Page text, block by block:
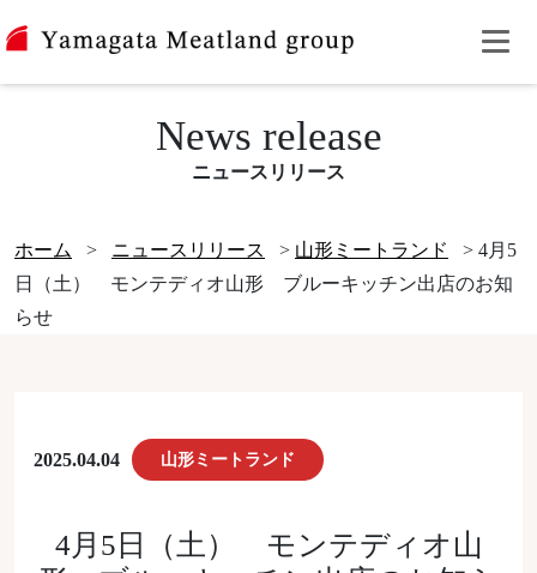
News release
ニュースリリース
ホーム > ニュースリリース > 山形ミートランド > 4月5
日（土） モンテディオ山形 ブルーキッチン出店のお知
らせ
2025.04.04 山形ミートランド
4月5日（土） モンテディオ山